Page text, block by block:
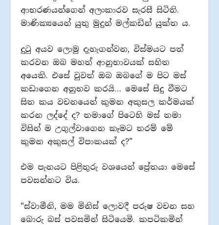
ආභරණයන්ගෙන් අලංකාරව සැරසී සිටිති.
මාණික්‍යයෙන් යුතු මුදුන් මල්කඩින් යුක්ත ය.
දුටු අයව ලොමු දැහැගන්වන, විස්මයට පත්
කරවන ඔබ මහත් ආනුභාවයක් සහිත
අයෙකි. එසේ වුවත් ඔබ ඔබගේ ම පිට මස්
කඩාගෙන අනුභව කරයි… මෙසේ සිදු වීමට
සිත කය වචනයෙන් කුමන අකුසල කර්මයක්
කරන ලද්දේ ද? තමාගේ පිටෙහි මස් තමා
විසින් ම උගුල්වාගෙන කෑමට තරම් මේ
කුමන අකුසල් විපාකයක් ද?”
එම පැනයට පිළිතුරු වශයෙන් ප්‍රේතයා මෙසේ
පවසන්නට විය.
“ස්වාමීනි, මම මිනිස් ලොවදී පරුෂ වචන සහ
බොරු බස් පවසමින් සිටියෙමි. කපටිකමින්